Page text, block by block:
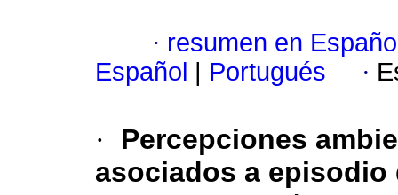
· resumen en
Español
Portugués ·
·
Percepciones
asociados a